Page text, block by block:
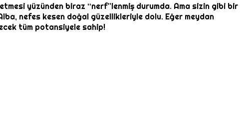
yüzünden biraz “nerf”lenmiş durumda. Ama sizin gibi bir
nefes kesen doğal güzellikleriyle dolu. Eğer meydan
tüm potansiyele sahip!